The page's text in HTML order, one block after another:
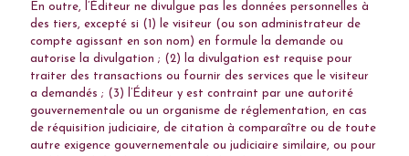
En outre, l’Éditeur ne divulgue pas les données personnelles à
des tiers, excepté si (1) le visiteur (ou son administrateur de
compte agissant en son nom) en formule la demande ou
autorise la divulgation ; (2) la divulgation est requise pour
traiter des transactions ou fournir des services que le visiteur
a demandés ; (3) l’Éditeur y est contraint par une autorité
gouvernementale ou un organisme de réglementation, en cas
de réquisition judiciaire, de citation à comparaître ou de toute
autre exigence gouvernementale ou judiciaire similaire, ou pour